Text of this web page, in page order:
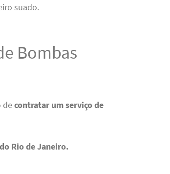
suado.
Bombas
decontratar um serviço de
Rio de Janeiro.